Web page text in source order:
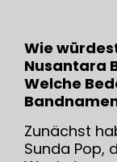
Wie
Nusantara
Welche
Zunächst
Sunda Pop,